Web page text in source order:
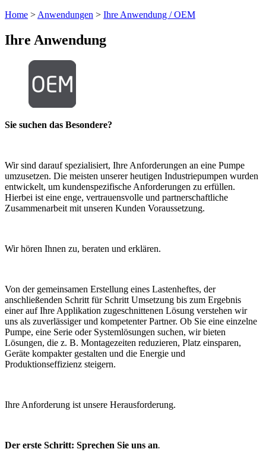
Home > Anwendungen > Ihre Anwendung / OEM
Ihre Anwendung
Sie suchen das Besondere?
Wir sind darauf spezialisiert, Ihre Anforderungen an eine Pumpe
umzusetzen. Die meisten unserer heutigen Industriepumpen wurden
entwickelt, um kundenspezifische Anforderungen zu erfüllen.
Hierbei ist eine enge, vertrauensvolle und partnerschaftliche
Zusammenarbeit mit unseren Kunden Voraussetzung.
Wir hören Ihnen zu, beraten und erklären.
Von der gemeinsamen Erstellung eines Lastenheftes, der
anschließenden Schritt für Schritt Umsetzung bis zum Ergebnis
einer auf Ihre Applikation zugeschnittenen Lösung verstehen wir
uns als zuverlässiger und kompetenter Partner. Ob Sie eine einzelne
Pumpe, eine Serie oder Systemlösungen suchen, wir bieten
Lösungen, die z. B. Montagezeiten reduzieren, Platz einsparen,
Geräte kompakter gestalten und die Energie und
Produktionseffizienz steigern.
Ihre Anforderung ist unsere Herausforderung.
Der erste Schritt: Sprechen Sie uns an.